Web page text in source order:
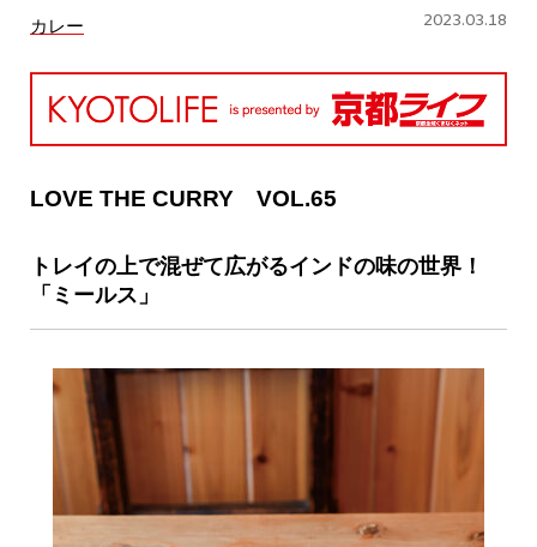
MAIN MENU
SERIES
京都おやつクラブ
私と店のはなし
今月の京みやげ
京都の書店
カレー 2023.03.18
LOVE THE CURRY VOL.65
トレイの上で混ぜて広がるインドの味の世界！
「ミールス」